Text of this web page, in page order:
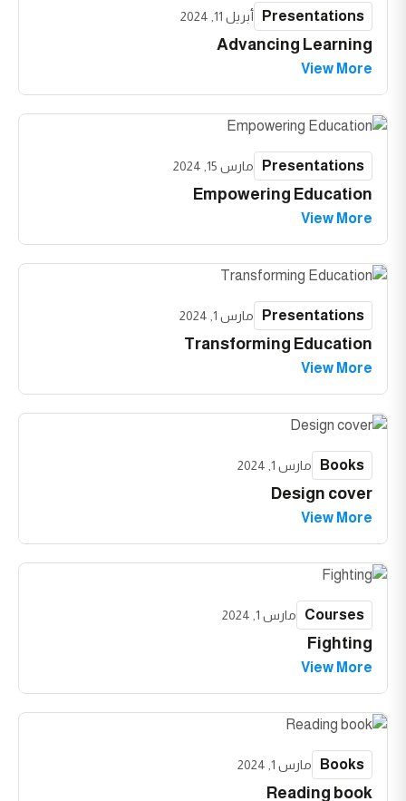
Advancing Learning
Presentations أبريل 11, 2024
View More
Empowering Education
Presentations مارس 15, 2024
View More
Transforming Education
Presentations مارس 1, 2024
View More
Design cover
Books مارس 1, 2024
View More
Fighting
Courses مارس 1, 2024
View More
Reading book
Books مارس 1, 2024